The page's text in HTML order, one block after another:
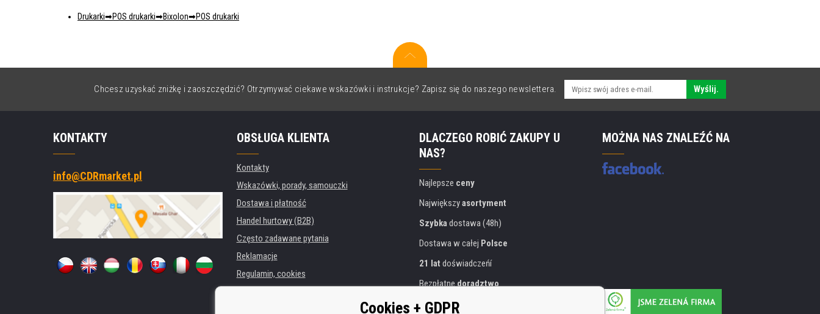
Drukarki POS drukarki Bixolon POS drukarki
Chcesz uzyskać zniżkę i zaoszczędzić? Otrzymywać ciekawe wskazówki i instrukcje? Zapisz się do naszego newslettera. Wyślij.
KONTAKTY
info@CDRmarket.pl
OBSŁUGA KLIENTA
Kontakty
Wskazówki, porady, samouczki
Dostawa i płatność
Handel hurtowy (B2B)
Często zadawane pytania
Reklamacje
Regulamin, cookies
DLACZEGO ROBIĆ ZAKUPY U
NAS?
Najlepsze ceny
Największyasortyment
Szybkadostawa (48h)
Dostawa w całej Polsce
21 lat doświadczeńí
Bezpłatnedoradztwo
Przyjazne podejście
MOŻNA NAS ZNALEŹĆ NA
Cookies + GDPR